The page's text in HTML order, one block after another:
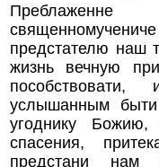
предстателю наш
жизнь вечную
услышанным
угоднику
спасения,
предстани